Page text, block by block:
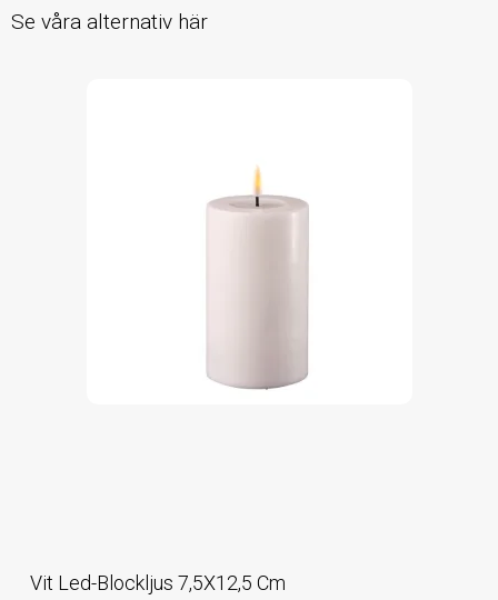
Se våra alternativ här
Vit Led-Blockljus 7,5X12,5 Cm